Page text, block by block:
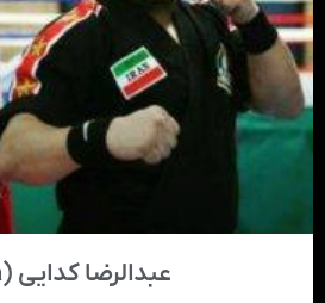
عبدالرضا کدایی (wka)